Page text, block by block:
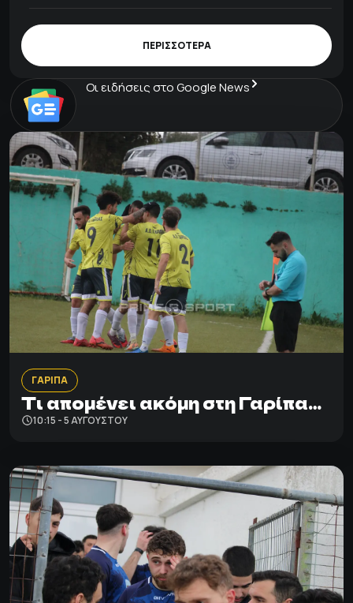
ΠΕΡΙΣΣΟΤΕΡΑ
Οι ειδήσεις στο Google News
ΓΑΡΙΠΑ
Τι απομένει ακόμη στη Γαρίπα…
10:15 - 5 ΑΥΓΟΎΣΤΟΥ